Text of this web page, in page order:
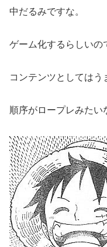
中だるみですな。
ゲーム化するらしいの
コンテンツとしてはう
順序がロープレみたい